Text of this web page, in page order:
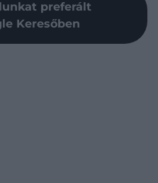
preferált
Keresőben